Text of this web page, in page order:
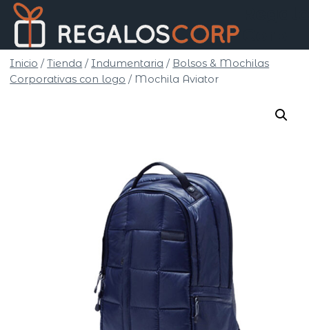
Saltar
contenido
Inicio / Tienda / Indumentaria / Bolsos & Mochilas
Corporativas con logo / Mochila Aviator